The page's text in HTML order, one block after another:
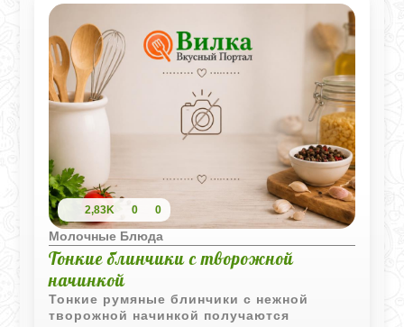
2,83K 0 0
Молочные Блюда
Тонкие блинчики с творожной
начинкой
Тонкие румяные блинчики с нежной
творожной начинкой получаются